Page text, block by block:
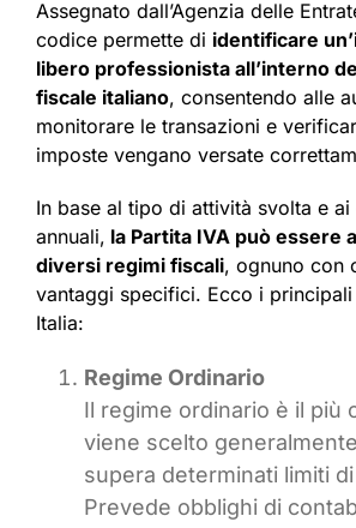
Assegnato dall’Agenzia delle
codice permette di identificare
libero professionista all’interno
fiscale italiano, consentendo alle
monitorare le transazioni e
imposte vengano versate
In base al tipo di attività svolta e ai
annuali, la Partita IVA può essere
diversi regimi fiscali, ognuno con
vantaggi specifici. Ecco i
Italia:
Regime Ordinario
Il regime ordinario è il più
viene scelto
supera determinati limiti
Prevede obblighi di